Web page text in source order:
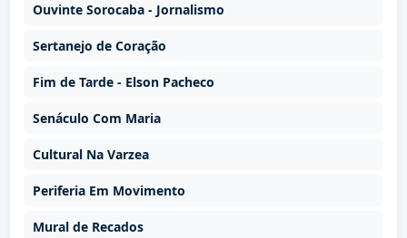
Ouvinte Sorocaba - Jornalismo
Sertanejo de Coração
Fim de Tarde - Elson Pacheco
Senáculo Com Maria
Cultural Na Varzea
Periferia Em Movimento
Mural de Recados